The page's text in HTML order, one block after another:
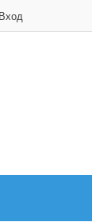
Вход